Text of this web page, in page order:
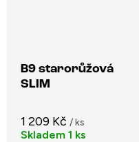
B9 starorůžová
SLIM
1 209 Kč / ks
Skladem 1 ks